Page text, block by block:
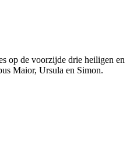
op de voorzijde drie heiligen en
Maior, Ursula en Simon.